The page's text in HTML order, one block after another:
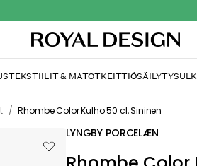
TEKSTIILIT & MATOTKEITTIÖSÄILYTYS